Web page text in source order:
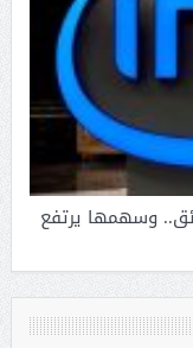
وسهمها يرتفع